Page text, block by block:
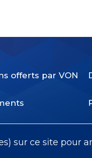
sur ce site pour
offerts par VON